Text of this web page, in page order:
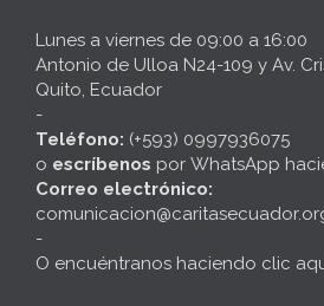
Lunes a viernes de 09:00 a 16:00
Antonio de Ulloa N24-109 y Av.
Quito, Ecuador
-
Teléfono: (+593) 0997936075
o escríbenos por WhatsApp
Correo electrónico:
-
O encuéntranos haciendo clic